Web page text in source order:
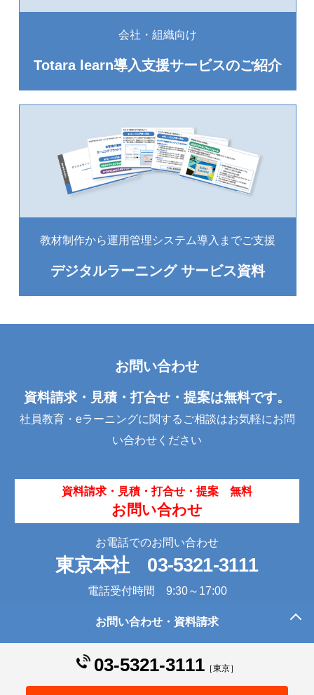
会社・組織向け
Totara learn導入支援サービスのご紹介
教材制作から運用管理システム導入までご支援
デジタルラーニング サービス資料
お問い合わせ・資料請求
03-5321-3111［東京］
お問い合わせ
資料請求・見積・打合せ・提案は無料です。
社員教育・eラーニングに関するご相談はお気軽にお問
い合わせください
資料請求・見積・打合せ・提案 無料
お問い合わせ
お電話でのお問い合わせ
東京本社 03-5321-3111
電話受付時間 9:30～17:00
このページの先頭へ